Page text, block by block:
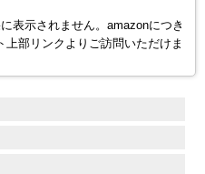
表示されません。amazonにつき
部リンクよりご訪問いただけま